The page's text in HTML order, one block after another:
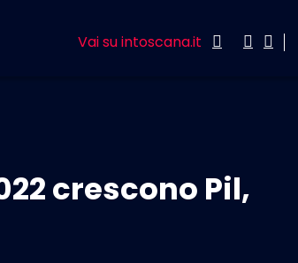
Vai su intoscana.it
crescono Pil,